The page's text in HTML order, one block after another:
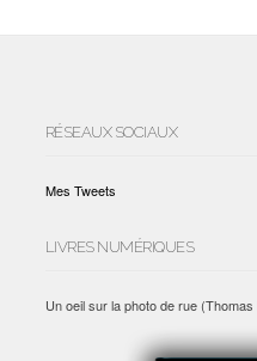
RÉSEAUX SOCIAUX
Mes Tweets
LIVRES NUMÉRIQUES
Un oeil sur la photo de rue